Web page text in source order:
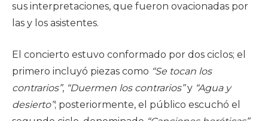
sus interpretaciones, que fueron ovacionadas por
las y los asistentes.
El concierto estuvo conformado por dos ciclos; el
primero incluyó piezas como “Se tocan los
contrarios”, “Duermen los contrarios”y “Agua y
desierto”; posteriormente, el público escuchó el